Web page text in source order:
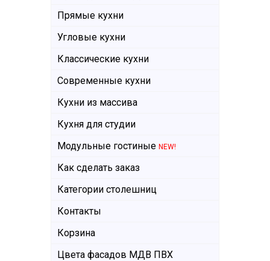
Прямые кухни
Угловые кухни
Классические кухни
Современные кухни
Кухни из массива
Кухня для студии
Модульные гостиные NEW!
Как сделать заказ
Категории столешниц
Контакты
Корзина
Цвета фасадов МДВ ПВХ